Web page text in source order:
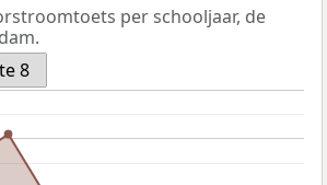
per schooljaar, de
8